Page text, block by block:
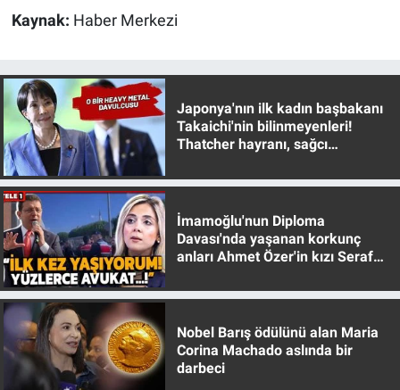
Kaynak: Haber Merkezi
Japonya'nın ilk kadın başbakanı
Takaichi'nin bilinmeyenleri!
Thatcher hayranı, sağcı
İmamoğlu'nun Diploma
Davası'nda yaşanan korkunç
anları Ahmet Özer'in kızı Seraf
Nobel Barış ödülünü alan Maria
Corina Machado aslında bir
darbeci